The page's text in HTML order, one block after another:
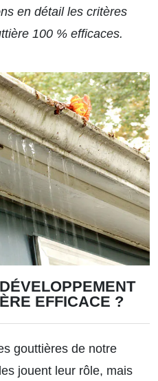
en détail les critères
100 % efficaces.
EFFICACE ?
gouttières de notre
jouent leur rôle, mais